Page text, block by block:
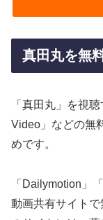
真田丸を無
「真田丸」を視
Video」などの無
めです。
「Dailymotion」
動画共有サイト